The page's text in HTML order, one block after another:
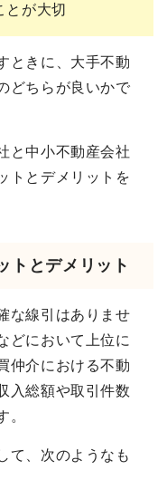
とが大切
ときに、大手不動
どちらが良いかで
と中小不動産会社
トとデメリットを
トとデメリット
な線引はありませ
どにおいて上位に
仲介における不動
入総額や取引件数
。
て、次のようなも